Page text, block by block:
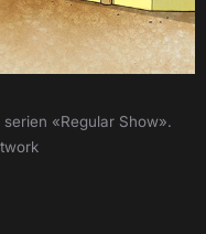
«Regular Show».